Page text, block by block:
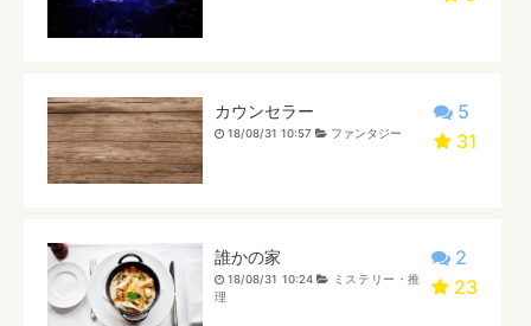
5
31
カウンセラー
18/08/31 10:57 ファンタジー
2
23
誰かの家
18/08/31 10:24
ミステリー・推
理